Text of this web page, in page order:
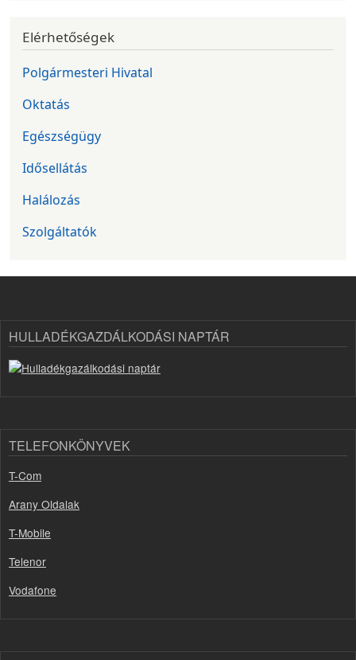
Elérhetőségek
Polgármesteri Hivatal
Oktatás
Egészségügy
Idősellátás
Halálozás
Szolgáltatók
HULLADÉKGAZDÁLKODÁSI NAPTÁR
TELEFONKÖNYVEK
T-Com
Arany Oldalak
T-Mobile
Telenor
Vodafone